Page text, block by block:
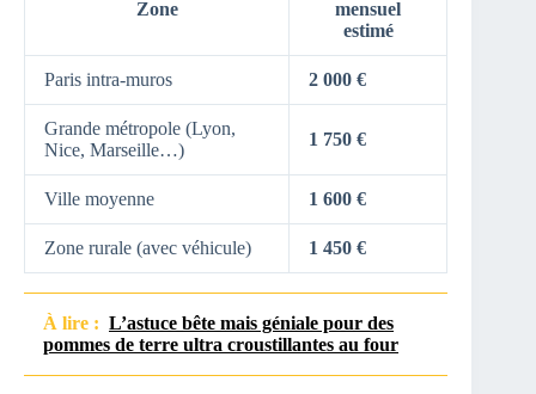
Zone
mensuel
estimé
Paris intra-muros 2 000 €
Grande métropole (Lyon,
Nice, Marseille…)
1 750 €
Ville moyenne 1 600 €
Zone rurale (avec véhicule) 1 450 €
À lire : L’astuce bête mais géniale pour des
pommes de terre ultra croustillantes au four